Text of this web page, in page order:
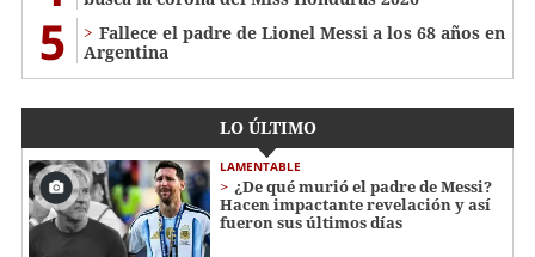
5
Fallece el padre de Lionel Messi a los 68 años en
Argentina
LO ÚLTIMO
LAMENTABLE
¿De qué murió el padre de Messi?
Hacen impactante revelación y así
fueron sus últimos días